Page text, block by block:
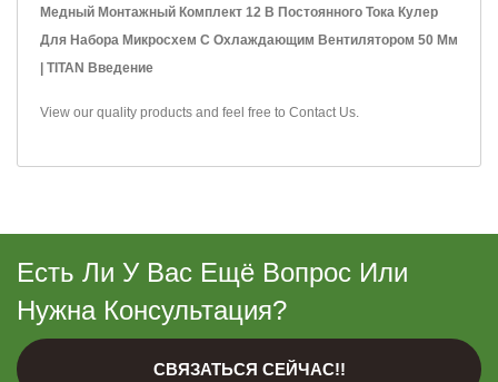
Медный Монтажный Комплект 12 В Постоянного Тока Кулер
Для Набора Микросхем С Охлаждающим Вентилятором 50 Мм
| TITAN Введение
View our quality products and feel free to Contact Us
Есть Ли У Вас Ещё Вопрос Или
Нужна Консультация?
СВЯЗАТЬСЯ СЕЙЧАС!!